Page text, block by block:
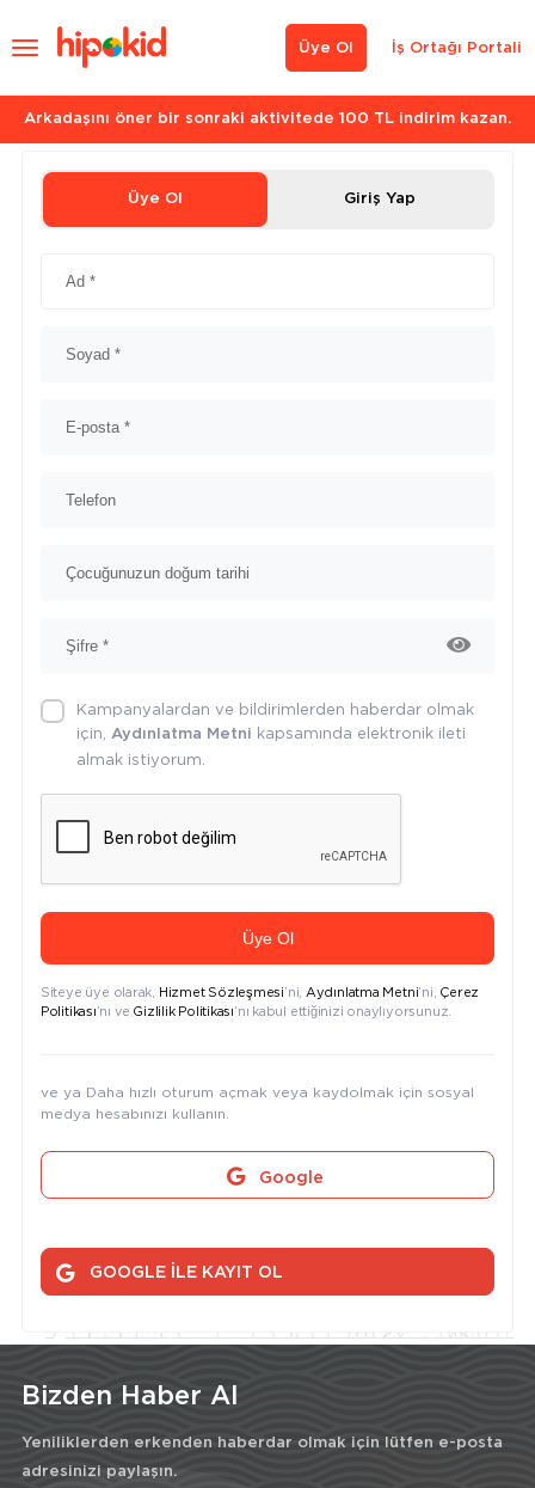
İş Ortağı Portali
Üye Ol
Arkadaşını öner bir sonraki aktivitede 100 TL indirim kazan.
Üye Ol Giriş Yap
Kampanyalardan ve bildirimlerden haberdar olmak
için, Aydınlatma Metni kapsamında elektronik ileti
almak istiyorum.
Üye Ol
Siteye üye olarak, Hizmet Sözleşmesi’ni, Aydınlatma Metni’ni, Çerez
Politikası’nı ve Gizlilik Politikası’nı kabul ettiğinizi onaylıyorsunuz.
ve ya Daha hızlı oturum açmak veya kaydolmak için sosyal
medya hesabınızı kullanın.
Google
GOOGLE İLE KAYIT OL
Bizden Haber Al
Yeniliklerden erkenden haberdar olmak için lütfen e-posta
adresinizi paylaşın.